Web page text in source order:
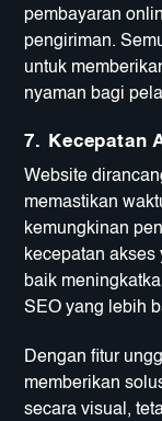
pembayaran
pengiriman.
untuk
nyaman bagi
7. Kecepatan
Website
memastikan
kemungkinan
kecepatan akses
baik
SEO yang lebih
Dengan fitur
memberikan
secara visual,